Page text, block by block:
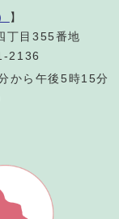
】
丁目355番地
2136
から午後5時15分